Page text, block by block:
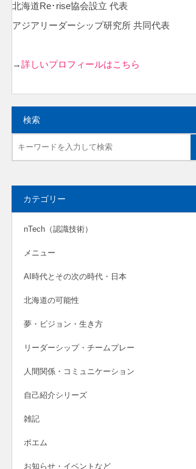
北海道Re･rise協会設立 代表
アジアリーダーシップ研究所 共同代表
→詳しいプロフィールはこちら
検索
カテゴリー
nTech（認識技術）
メニュー
AI時代とその次の時代・日本
北海道の可能性
夢・ビジョン・生き方
リーダーシップ・チームプレー
人間関係・コミュニケーション
自己紹介シリーズ
雑記
ポエム
お知らせ・イベントなど